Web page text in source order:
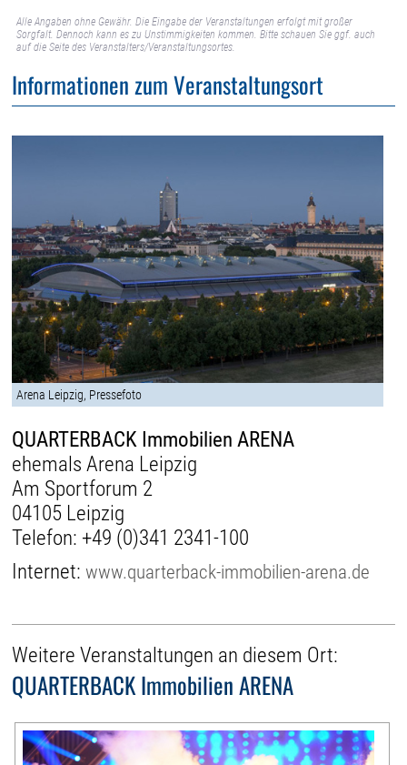
Alle Angaben ohne Gewähr. Die Eingabe der Veranstaltungen erfolgt mit großer
Sorgfalt. Dennoch kann es zu Unstimmigkeiten kommen. Bitte schauen Sie ggf. auch
auf die Seite des Veranstalters/Veranstaltungsortes.
Informationen zum Veranstaltungsort
Arena Leipzig, Pressefoto
QUARTERBACK Immobilien ARENA
ehemals Arena Leipzig
Am Sportforum 2
04105 Leipzig
Telefon: +49 (0)341 2341-100
Internet:www.quarterback-immobilien-arena.de
Weitere Veranstaltungen an diesem Ort:
QUARTERBACK Immobilien ARENA